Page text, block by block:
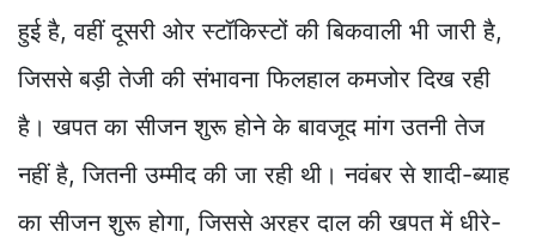
हुई है, वहीं दूसरी ओर स्टॉकिस्टों की बिकवाली भी जारी है,
जिससे बड़ी तेजी की संभावना फिलहाल कमजोर दिख रही
है। खपत का सीजन शुरू होने के बावजूद मांग उतनी तेज
नहीं है, जितनी उम्मीद की जा रही थी। नवंबर से शादी-ब्याह
का सीजन शुरू होगा, जिससे अरहर दाल की खपत में धीरे-